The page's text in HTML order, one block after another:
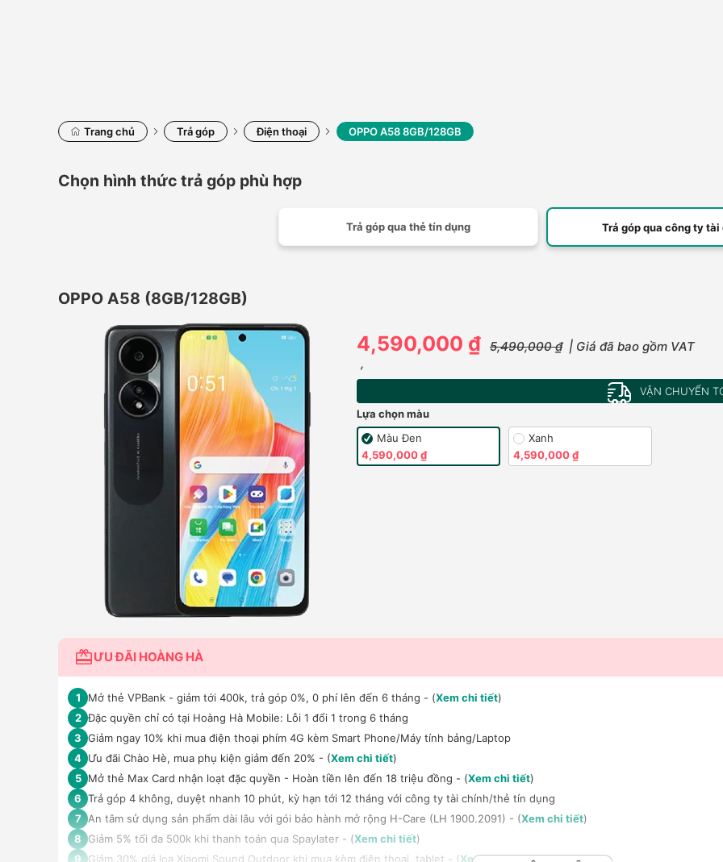
Trang chủ Trả góp Điện thoại OPPO A58 8GB/128GB
Chọn hình thức trả góp phù hợp
Trả góp qua thẻ tín dụng Trả góp qua công ty tài
OPPO A58 (8GB/128GB)
4,590,000 ₫ 5,490,000 ₫ | Giá đã bao gồm VAT
,
VẬN CHUYỂN
Lựa chọn màu
Màu Đen
4,590,000 ₫
Xanh
4,590,000 ₫
ƯU ĐÃI HOÀNG HÀ
1 Mở thẻ VPBank - giảm tới 400k, trả góp 0%, 0 phí lên đến 6 tháng - (Xem chi tiết)
2 Đặc quyền chỉ có tại Hoàng Hà Mobile: Lỗi 1 đổi 1 trong 6 tháng
3 Giảm ngay 10% khi mua điện thoại phím 4G kèm Smart Phone/Máy tính bảng/Laptop
4 Ưu đãi Chào Hè, mua phụ kiện giảm đến 20% - (Xem chi tiết)
5 Mở thẻ Max Card nhận loạt đặc quyền - Hoàn tiền lên đến 18 triệu đồng - (Xem chi tiết)
6 Trả góp 4 không, duyệt nhanh 10 phút, kỳ hạn tới 12 tháng với công ty tài chính/thẻ tín dụng
7 An tâm sử dụng sản phẩm dài lâu với gói bảo hành mở rộng H-Care (LH 1900.2091) - (Xem chi tiết)
8
Giảm 5% tối đa 500k khi thanh toán qua Spaylater - (Xem chi tiết)
9
Giảm 30% giá loa Xiaomi Sound Outdoor khi mua kèm điện thoại, tablet - (Xem chi tiết)